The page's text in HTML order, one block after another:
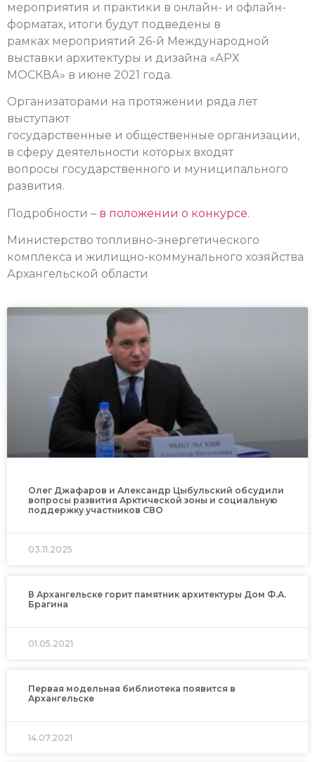
мероприятия и практики в онлайн- и офлайн-
форматах, итоги будут подведены в
рамках мероприятий 26-й Международной
выставки архитектуры и дизайна «АРХ
МОСКВА» в июне 2021 года.
Организаторами на протяжении ряда лет
выступают
государственные и общественные организации,
в сферу деятельности которых входят
вопросы государственного и муниципального
развития.
Подробности – в положении о конкурсе.
Министерство топливно-энергетического
комплекса и жилищно-коммунального хозяйства
Архангельской области
Олег Джафаров и Александр Цыбульский обсудили
вопросы развития Арктической зоны и социальную
поддержку участников СВО
03.11.2025
В Архангельске горит памятник архитектуры Дом Ф.А.
Брагина
01.05.2021
Первая модельная библиотека появится в
Архангельске
14.07.2021